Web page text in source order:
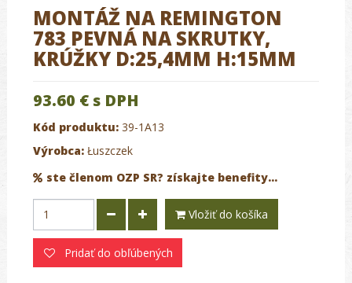
MONTÁŽ NA REMINGTON
783 PEVNÁ NA SKRUTKY,
KRÚŽKY D:25,4MM H:15MM
93.60 € s DPH
Kód produktu: 39-1A13
Výrobca: Łuszczek
ste členom OZP SR? získajte benefity...
Vložiť do košíka
Pridať do obľúbených